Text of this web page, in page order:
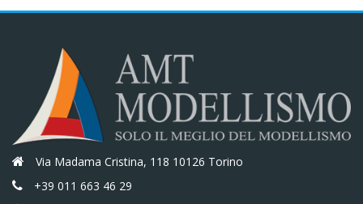
Via Madama Cristina, 118 10126 Torino
+39 011 663 46 29